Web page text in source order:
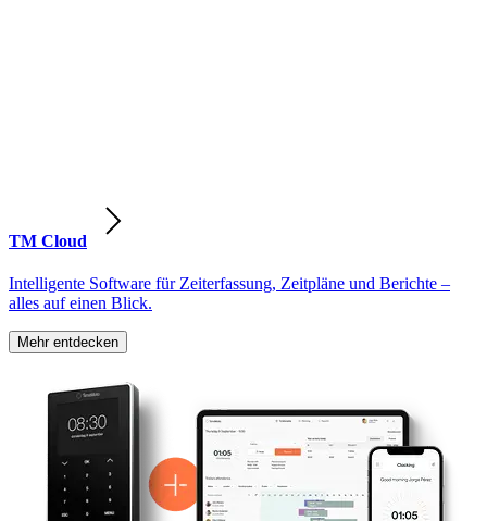
TM Cloud
Intelligente Software für Zeiterfassung, Zeitpläne und Berichte –
alles auf einen Blick.
Mehr entdecken